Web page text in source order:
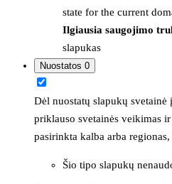
state for the current
Ilgiausia saugojimo
slapukas
Nuostatos 0
Dėl nuostatų slapukų
priklauso svetainės veikimas
pasirinkta kalba arba regionas,
Šio tipo slapukų